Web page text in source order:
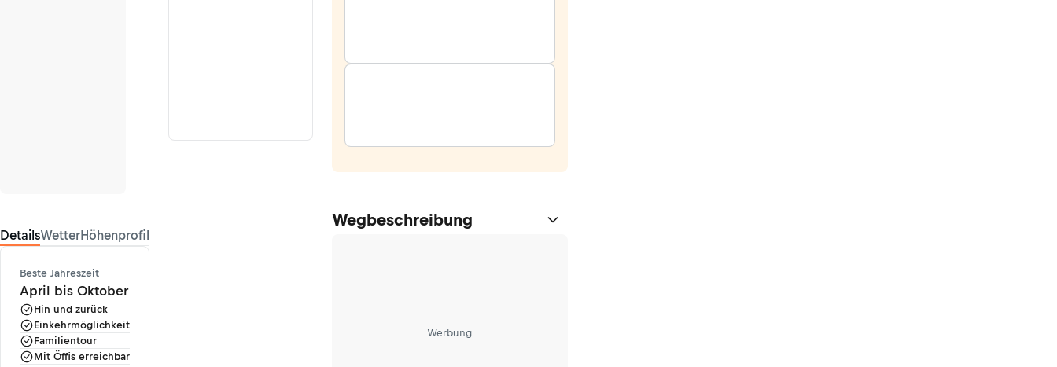
DetailsWetterHöhenprofil
Beste Jahreszeit
April bis Oktober
Hin und zurück
Einkehrmöglichkeit
Familientour
Mit Öffis erreichbar
Wegbeschreibung
Werbung